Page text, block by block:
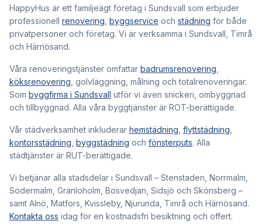
HappyHus är ett familjeägt företag i Sundsvall som erbjuder
professionell renovering byggservice och städning för både
privatpersoner och företag. Vi är verksamma i Sundsvall, Timrå
och Härnösand.
Våra renoveringstjänster omfattar badrumsrenovering
köksrenovering , golvläggning, målning och totalrenoveringar.
Som byggfirma i Sundsvall utför vi även snickeri, ombyggnad
och tillbyggnad. Alla våra byggtjänster är ROT-berättigade.
Vår städverksamhet inkluderar hemstädning flyttstädning
kontorsstädning byggstädning och fönsterputs. Alla
städtjänster är RUT-berättigade.
Vi betjänar alla stadsdelar i Sundsvall – Stenstaden, Norrmalm,
Södermalm, Granloholm, Bosvedjan, Sidsjö och Skönsberg –
samt Alnö, Matfors, Kvissleby, Njurunda, Timrå och Härnösand.
Kontakta oss idag för en kostnadsfri besiktning och offert.